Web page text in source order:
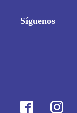
Síguenos